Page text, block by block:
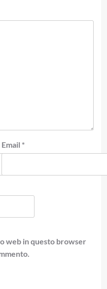
Email *
web in questo browser